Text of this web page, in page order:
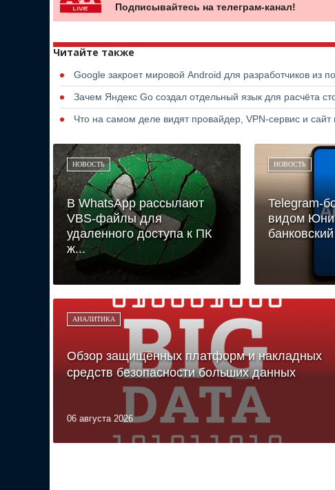
Подписывайтесь на телеграм-канал!
Читайте также
Google закроет мировой Android для разработчиков из
Зачем Яндекс Go создал отдельный язык для расчёта
Что на самом деле видят провайдер, VPN-сервис и
НОВОСТЬ
В WhatsApp рассылают
VBS-файлы для
удаленного доступа к ПК
ж...
НОВОСТЬ
Telegram-
видом
АНАЛИТИКА
Обзор защищённых платформ и накладных
средств безопасности больших данных
06 августа 2026